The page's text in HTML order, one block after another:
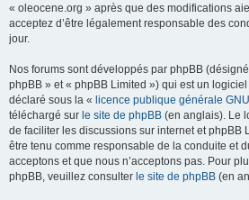
« oleocene.org » après que des modifications
acceptez d’être légalement responsable des
jour.
Nos forums sont développés par phpBB
phpBB » et « phpBB Limited ») qui est un
déclaré sous la « licence publique générale
téléchargé sur le site de phpBB (en anglais). Le
de faciliter les discussions sur internet et phpBB
être tenu comme responsable de la conduite et
acceptons et que nous n’acceptons pas. Pour
phpBB, veuillez consulter le site de phpBB (en